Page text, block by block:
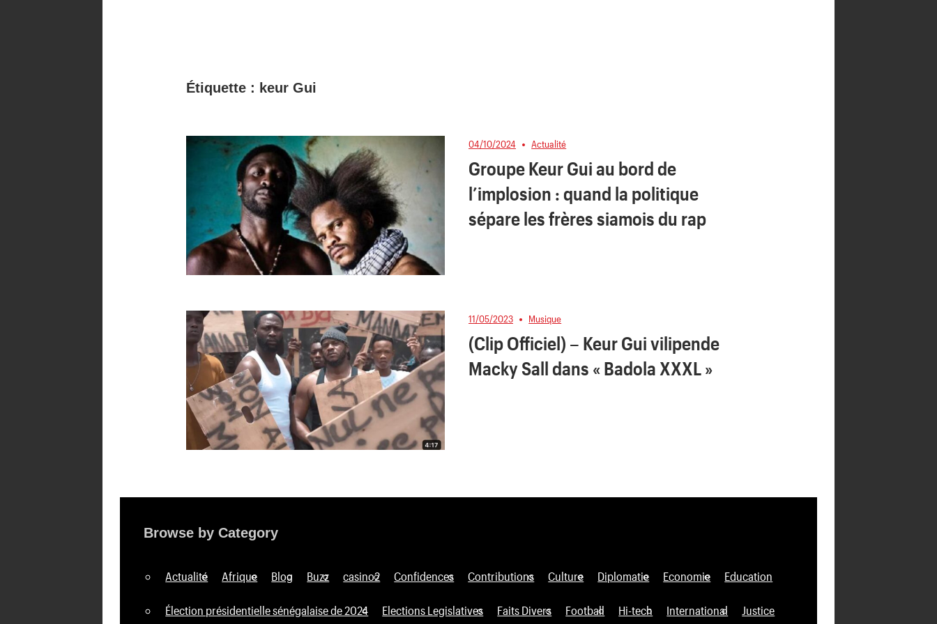
Étiquette : keur Gui
04/10/2024 Actualité
Groupe Keur Gui au bord de
l’implosion : quand la politique
sépare les frères siamois du rap
11/05/2023 Musique
(Clip Officiel) – Keur Gui vilipende
Macky Sall dans « Badola XXXL »
Browse by Category
Actualité Afrique Blog Buzz casino2 Confidences Contributions Culture Diplomatie Economie Education
Élection présidentielle sénégalaise de 2024 Elections Legislatives Faits Divers Football Hi-tech International Justice